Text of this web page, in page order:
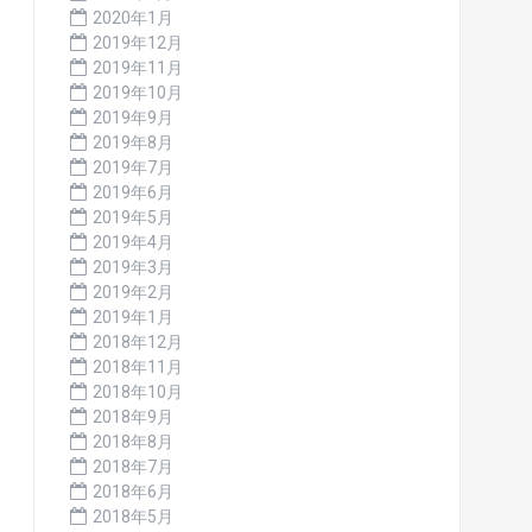
2020年1月
2019年12月
2019年11月
2019年10月
2019年9月
2019年8月
2019年7月
2019年6月
2019年5月
2019年4月
2019年3月
2019年2月
2019年1月
2018年12月
2018年11月
2018年10月
2018年9月
2018年8月
2018年7月
2018年6月
2018年5月